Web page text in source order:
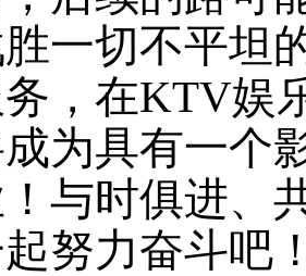
一切不平坦
，在KTV娱
为具有一个
与时俱进、
努力奋斗吧